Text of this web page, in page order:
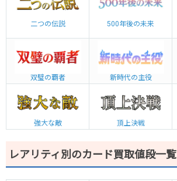
二つの伝説 500年後の未来
双璧の覇者 新時代の主役
強大な敵 頂上決戦
レアリティ別のカード買取値段一覧